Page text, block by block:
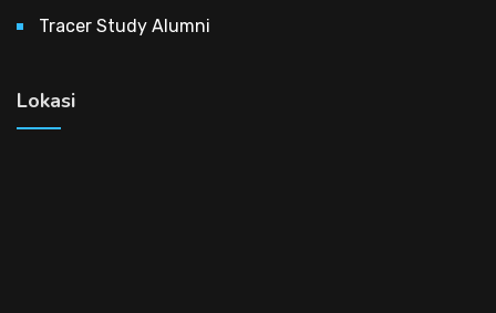
Tracer Study Alumni
Lokasi